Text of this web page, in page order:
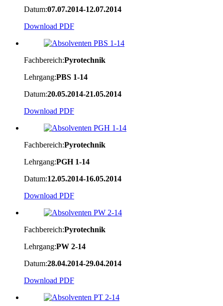
Datum:07.07.2014-12.07.2014
Download PDF
Fachbereich:Pyrotechnik
Lehrgang:PBS 1-14
Datum:20.05.2014-21.05.2014
Download PDF
Fachbereich:Pyrotechnik
Lehrgang:PGH 1-14
Datum:12.05.2014-16.05.2014
Download PDF
Fachbereich:Pyrotechnik
Lehrgang:PW 2-14
Datum:28.04.2014-29.04.2014
Download PDF